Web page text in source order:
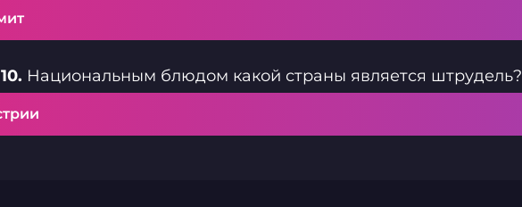
Национальным блюдом какой страны является штрудель?